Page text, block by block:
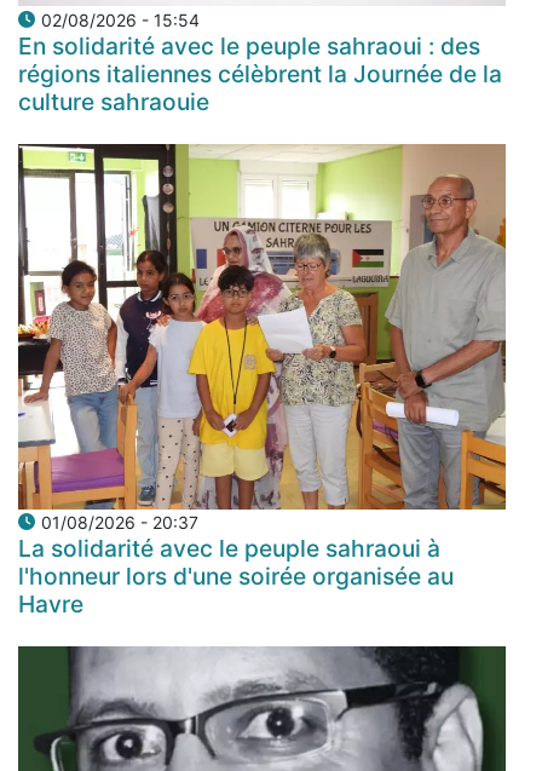
02/08/2026 - 15:54
En solidarité avec le peuple sahraoui : des
régions italiennes célèbrent la Journée de la
culture sahraouie
01/08/2026 - 20:37
La solidarité avec le peuple sahraoui à
l'honneur lors d'une soirée organisée au
Havre